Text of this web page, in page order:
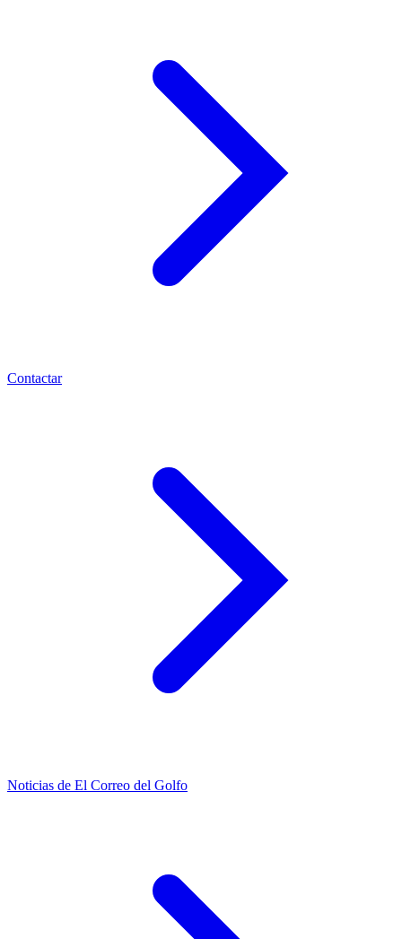
Contactar
Noticias de El Correo del Golfo